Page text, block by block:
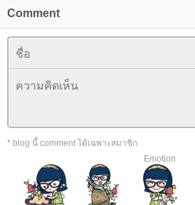
Comment
* blog นี้ comment ได้เฉพาะสมาชิก
Emotion